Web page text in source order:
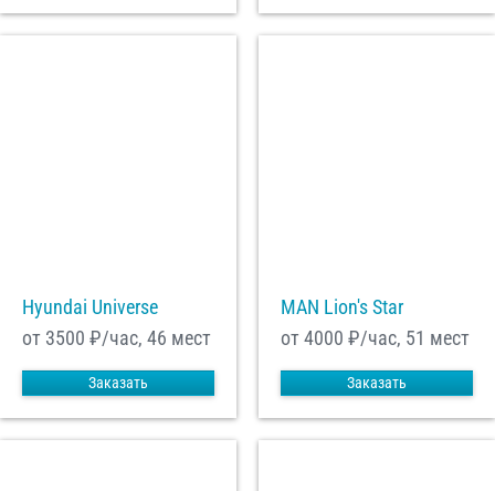
Hyundai Universe
от 3500 ₽/час, 46 мест
Заказать
MAN Lion's Star
от 4000 ₽/час, 51 мест
Заказать